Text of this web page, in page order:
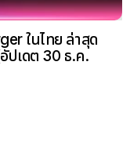
ในไทย ล่าสุด
ปเดต 30 ธ.ค.